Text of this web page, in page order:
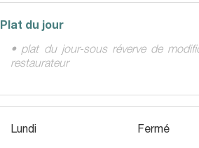
Plat du jour
• plat du jour-sous réverve de
restaurateur
Lundi Fermé